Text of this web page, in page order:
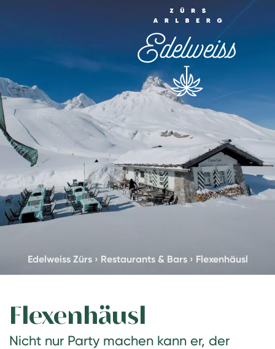
Edelweiss Zürs› Restaurants & Bars› Flexenhäusl
Flexenhäusl
Nicht nur Party machen kann er, der